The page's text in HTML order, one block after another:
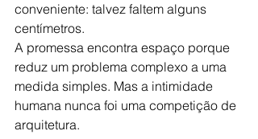
conveniente: talvez faltem alguns
centímetros.
A promessa encontra espaço porque
reduz um problema complexo a uma
medida simples. Mas a intimidade
humana nunca foi uma competição de
arquitetura.